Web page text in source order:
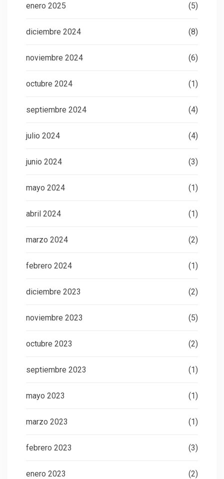
enero 2025 (5)
diciembre 2024 (8)
noviembre 2024 (6)
octubre 2024 (1)
septiembre 2024 (4)
julio 2024 (4)
junio 2024 (3)
mayo 2024 (1)
abril 2024 (1)
marzo 2024 (2)
febrero 2024 (1)
diciembre 2023 (2)
noviembre 2023 (5)
octubre 2023 (2)
septiembre 2023 (1)
mayo 2023 (1)
marzo 2023 (1)
febrero 2023 (3)
enero 2023 (2)